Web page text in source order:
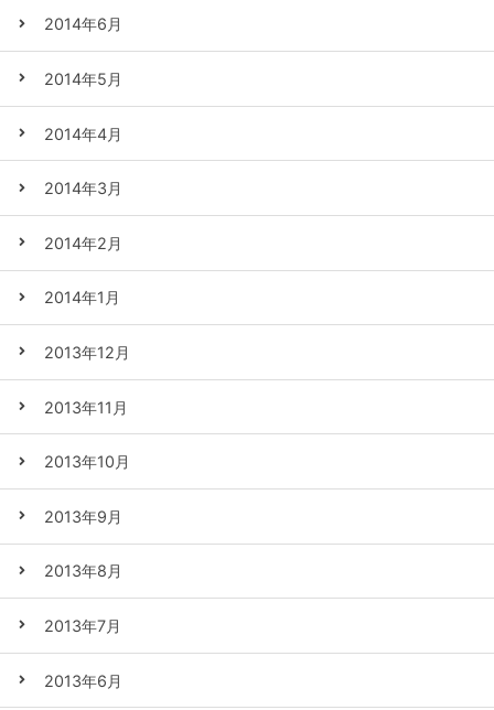
2014年6月
2014年5月
2014年4月
2014年3月
2014年2月
2014年1月
2013年12月
2013年11月
2013年10月
2013年9月
2013年8月
2013年7月
2013年6月